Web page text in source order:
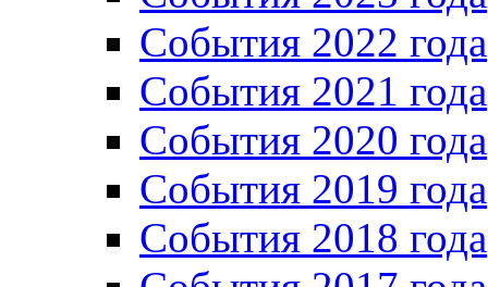
Cобытия 2022 года
Cобытия 2021 года
События 2020 года
События 2019 года
События 2018 года